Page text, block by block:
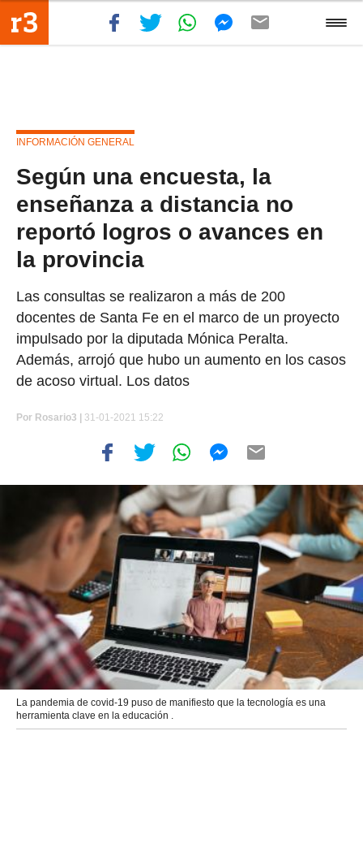
INFORMACIÓN GENERAL
Según una encuesta, la
enseñanza a distancia no
reportó logros o avances en
la provincia
Las consultas se realizaron a más de 200
docentes de Santa Fe en el marco de un proyecto
impulsado por la diputada Mónica Peralta.
Además, arrojó que hubo un aumento en los casos
de acoso virtual. Los datos
Por Rosario3 | 31-01-2021 15:22
La pandemia de covid-19 puso de manifiesto que la tecnología es una
herramienta clave en la educación .